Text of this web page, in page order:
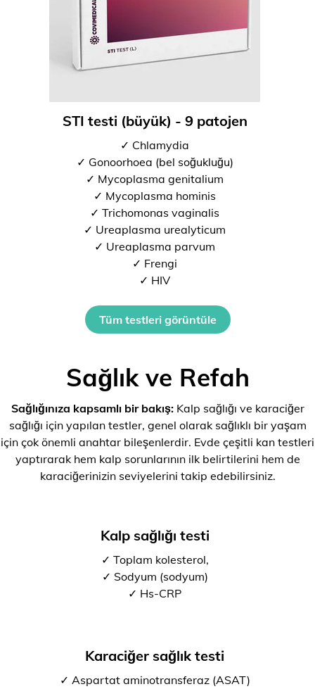
STI testi (büyük) - 9 patojen
✓ Chlamydia
✓ Gonoorhoea (bel soğukluğu)
✓ Mycoplasma genitalium
✓ Mycoplasma hominis
✓ Trichomonas vaginalis
✓ Ureaplasma urealyticum
✓ Ureaplasma parvum
✓ Frengi
✓ HIV
Tüm testleri görüntüle
Sağlık ve Refah
Sağlığınıza kapsamlı bir bakış:Kalp sağlığı ve karaciğer
sağlığı için yapılan testler, genel olarak sağlıklı bir yaşam
için çok önemli anahtar bileşenlerdir. Evde çeşitli kan testleri
yaptırarak hem kalp sorunlarının ilk belirtilerini hem de
karaciğerinizin seviyelerini takip edebilirsiniz.
Kalp sağlığı testi
✓ Toplam kolesterol,
✓ Sodyum (sodyum)
✓ Hs-CRP
Karaciğer sağlık testi
✓ Aspartat aminotransferaz (ASAT)